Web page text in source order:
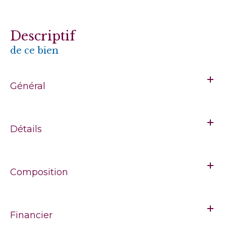
descriptif
de ce bien
Général
Détails
Composition
Financier